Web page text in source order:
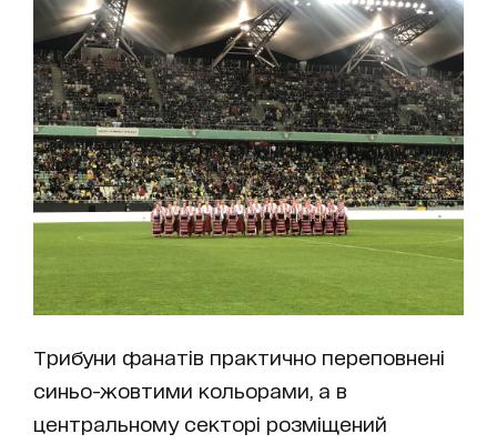
Трибуни фанатів практично переповнені
синьо-жовтими кольорами, а в
центральному секторі розміщений